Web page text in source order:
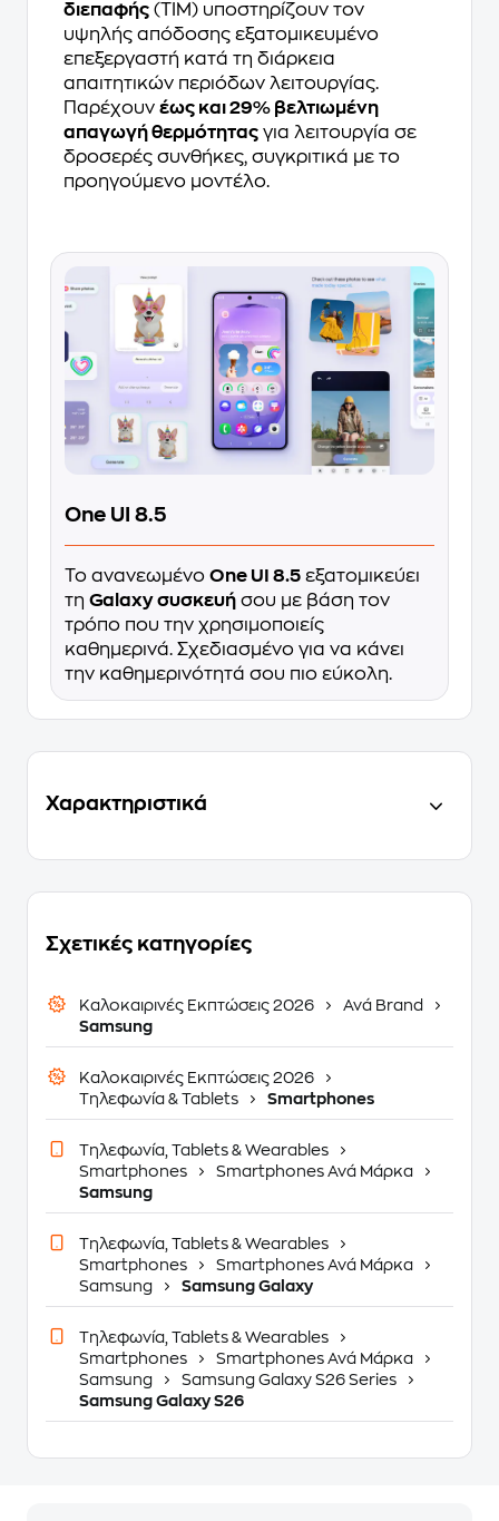
διεπαφής (TIM) υποστηρίζουν τον
υψηλής απόδοσης εξατομικευμένο
επεξεργαστή κατά τη διάρκεια
απαιτητικών περιόδων λειτουργίας.
Παρέχουν έως και 29% βελτιωμένη
απαγωγή θερμότητας για λειτουργία σε
δροσερές συνθήκες, συγκριτικά με το
προηγούμενο μοντέλο.
One UI 8.5
Το ανανεωμένο One UI 8.5 εξατομικεύει
τη Galaxy συσκευή σου με βάση τον
τρόπο που την χρησιμοποιείς
καθημερινά. Σχεδιασμένο για να κάνει
την καθημερινότητά σου πιο εύκολη.
Χαρακτηριστικά
Σχετικές κατηγορίες
Καλοκαιρινές Εκπτώσεις 2026
Ανά Brand
Samsung
Καλοκαιρινές Εκπτώσεις 2026
Τηλεφωνία & Tablets
Smartphones
Τηλεφωνία, Tablets & Wearables
Smartphones
Smartphones Ανά Μάρκα
Samsung
Τηλεφωνία, Tablets & Wearables
Smartphones
Smartphones Ανά Μάρκα
Samsung
Samsung Galaxy
Τηλεφωνία, Tablets & Wearables
Smartphones
Smartphones Ανά Μάρκα
Samsung
Samsung Galaxy S26 Series
Samsung Galaxy S26